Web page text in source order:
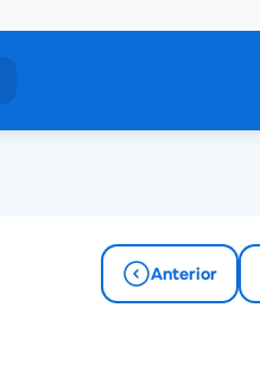
Anterior